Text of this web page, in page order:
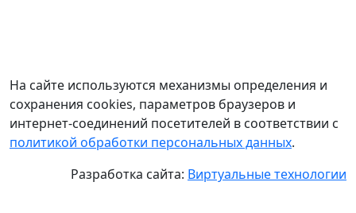
На сайте используются механизмы определения и
сохранения cookies, параметров браузеров и
интернет-соединений посетителей в соответствии с
политикой обработки персональных данных.
Разработка сайта: Виртуальные технологии